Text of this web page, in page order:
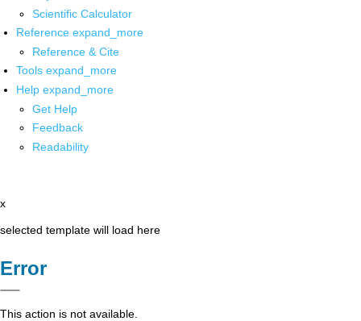
Scientific Calculator
Reference expand_more
Reference & Cite
Tools expand_more
Help expand_more
Get Help
Feedback
Readability
x
selected template will load here
Error
This action is not available.